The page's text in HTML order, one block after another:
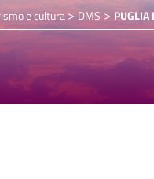
e cultura>DMS > PUGLIA